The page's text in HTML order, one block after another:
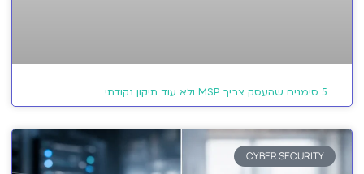
5 סימנים שהעסק צריך MSP ולא עוד תיקון נקודתי
CYBER SECURITY